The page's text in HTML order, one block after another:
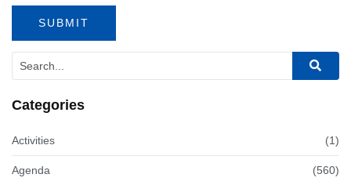
Categories
Activities (1)
Agenda (560)